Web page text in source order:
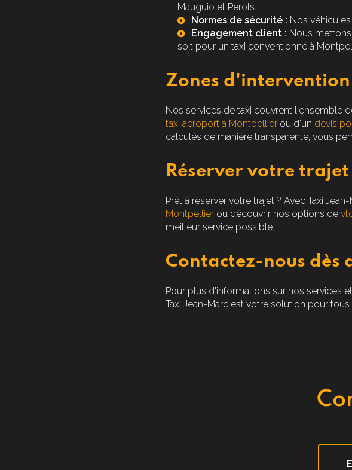
Mauguio et Perols.
Normes de sécurité : Nos
Engagement client : Nous
soit pour un taxi conventionné à
Zones
Nos services de taxi couvrent l'ensemble
taxi aeroport à Montpellier ou d'un devis
calculés de manière transparente, vous
Réserver votre
Prêt à réserver votre trajet ? Avec Taxi
Montpellier ou découvrir nos options de
meilleur service possible.
Contactez-nous dès
Pour plus d'informations sur nos services
Taxi Jean-Marc est votre solution pour